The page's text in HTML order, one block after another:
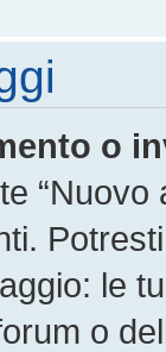
o
le
o